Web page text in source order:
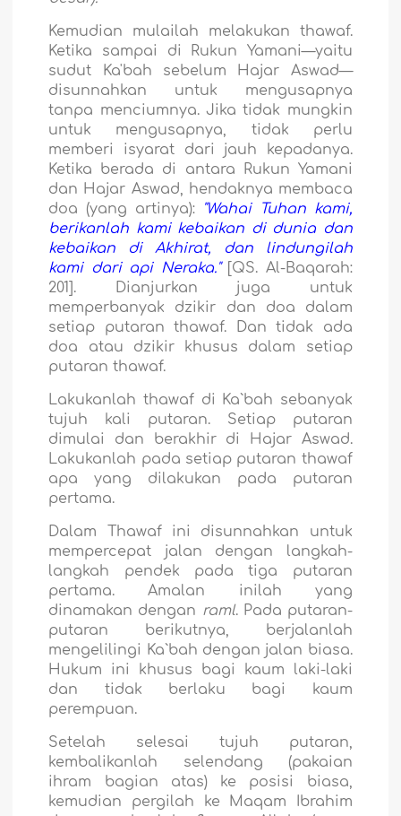
Kemudian mulailah melakukan thawaf.
Ketika sampai di Rukun Yamani—yaitu
sudut Ka'bah sebelum Hajar Aswad—
disunnahkan untuk mengusapnya
tanpa menciumnya. Jika tidak mungkin
untuk mengusapnya, tidak perlu
memberi isyarat dari jauh kepadanya.
Ketika berada di antara Rukun Yamani
dan Hajar Aswad, hendaknya membaca
doa (yang artinya):
"Wahai Tuhan kami,
berikanlah kami kebaikan di dunia dan
kebaikan di Akhirat, dan lindungilah
kami dari api Neraka."
[QS. Al-Baqarah:
201].
Dianjurkan juga untuk
memperbanyak dzikir dan doa dalam
setiap putaran thawaf. Dan tidak ada
doa atau dzikir khusus dalam setiap
putaran thawaf.
Lakukanlah thawaf di Ka`bah sebanyak
tujuh kali putaran. Setiap putaran
dimulai dan berakhir di Hajar Aswad.
Lakukanlah pada setiap putaran thawaf
apa yang dilakukan pada putaran
pertama.
Dalam Thawaf ini disunnahkan untuk
mempercepat jalan dengan langkah-
langkah pendek pada tiga putaran
pertama. Amalan inilah yang
dinamakan dengan raml. Pada putaran-
putaran berikutnya, berjalanlah
mengelilingi Ka`bah dengan jalan biasa.
Hukum ini khusus bagi kaum laki-laki
dan tidak berlaku bagi kaum
perempuan.
Setelah selesai tujuh putaran,
kembalikanlah selendang (pakaian
ihram bagian atas) ke posisi biasa,
kemudian pergilah ke Maqam Ibrahim